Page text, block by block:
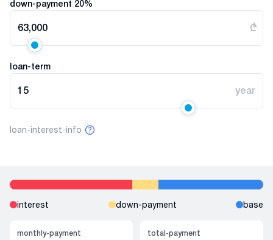
down-payment 20%
63,000 ₾
loan-term
15 year
loan-interest-info
interest down-payment base
monthly-payment total-payment